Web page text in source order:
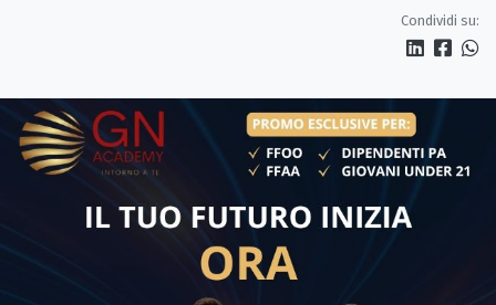
Condividi su: